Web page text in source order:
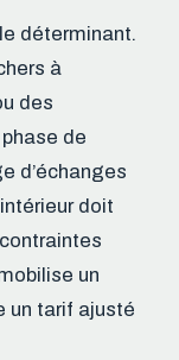
déterminant.
à
des
de
d’échanges
doit
un
un tarif ajusté